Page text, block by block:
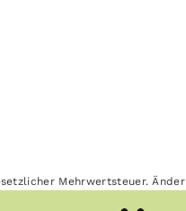
Mehrwertsteuer.